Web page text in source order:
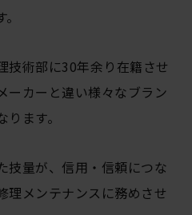
技術部に30年余り在籍させ
ーカーと違い様々なブラン
ます。
技量が、信用・信頼につな
理メンテナンスに務めさせ